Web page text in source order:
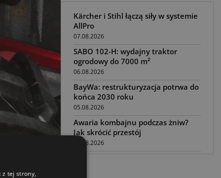
Kärcher i Stihl łączą siły w systemie
AllPro
07.08.2026
SABO 102-H: wydajny traktor
ogrodowy do 7000 m²
06.08.2026
BayWa: restrukturyzacja potrwa do
końca 2030 roku
05.08.2026
Awaria kombajnu podczas żniw?
Jak skrócić przestój
04.08.2026
z tej strony,